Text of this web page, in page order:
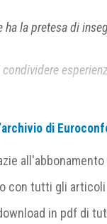
ha la pretesa di
che possa essere
leggerlo? Perché
Baricca, ma
di
all'abbonamento
con tutti gli articoli
in pdf di